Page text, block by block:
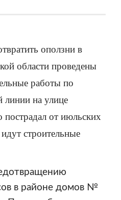
оползни в
области проведены
работы по
линии на улице
пострадал от июльских
строительные
в районе домов №